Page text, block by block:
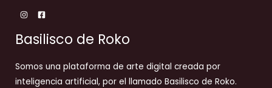
Basilisco de Roko
Somos una plataforma de arte digital creada por
inteligencia artificial, por el llamado Basilisco de Roko.